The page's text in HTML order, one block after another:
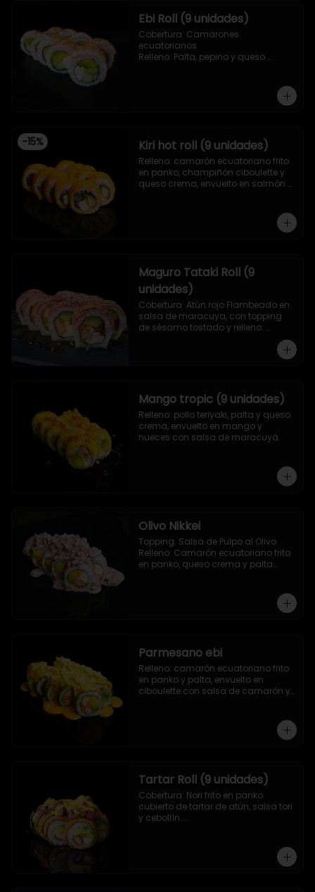
Ebi Roll (9 unidades)
Cobertura: Camarones
ecuatorianos
Relleno: Palta, pepino y queso
-15% Kiri hot roll (9 unidades)
Relleno: camarón ecuatoriano frito
en panko, champiñón ciboulette y
queso crema, envuelto en salmón
Maguro Tataki Roll (9
unidades)
Cobertura: Atún rojo Flambeado en
salsa de maracuya, con topping
de sésamo tostado y relleno:
Camarón ecuatoriano apanado,
Mango tropic (9 unidades)
Relleno: pollo teriyaki, palta y queso
crema, envuelto en mango y
nueces con salsa de maracuyá.
Olivo Nikkei
Topping: Salsa de Pulpo al Olivo
Relleno: Camarón ecuatoriano frito
en panko, queso crema y palta
Parmesano ebi
Relleno: camarón ecuatoriano frito
en panko y palta, envuelto en
ciboulette con salsa de camarón y
Tartar Roll (9 unidades)
Cobertura: Nori frito en panko
cubierto de tartar de atún, salsa tori
y cebollín.